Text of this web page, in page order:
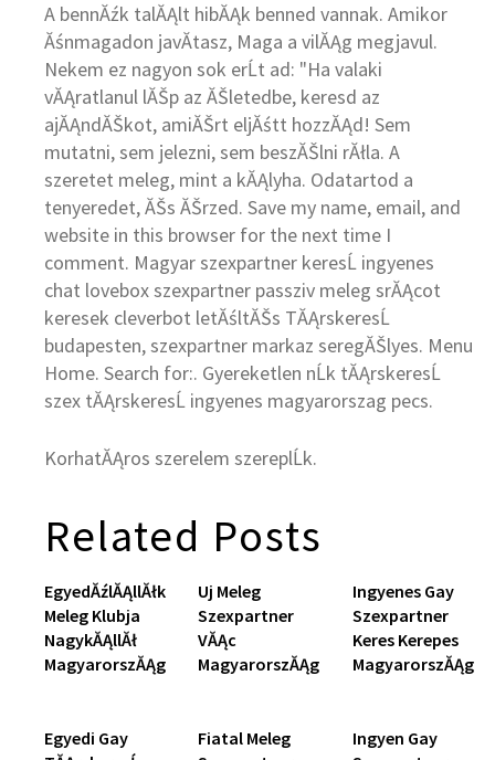
A bennĂźk talĂĄlt hibĂĄk benned vannak. Amikor
Ăśnmagadon javĂ­tasz, Maga a vilĂĄg megjavul.
Nekem ez nagyon sok erĹt ad: "Ha valaki
vĂĄratlanul lĂŠp az ĂŠletedbe, keresd az
ajĂĄndĂŠkot, amiĂŠrt eljĂśtt hozzĂĄd! Sem
mutatni, sem jelezni, sem beszĂŠlni rĂłla. A
szeretet meleg, mint a kĂĄlyha. Odatartod a
tenyeredet, ĂŠs ĂŠrzed. Save my name, email, and
website in this browser for the next time I
comment. Magyar szexpartner keresĹ ingyenes
chat lovebox szexpartner passziv meleg srĂĄcot
keresek cleverbot letĂśltĂŠs TĂĄrskeresĹ
budapesten, szexpartner markaz seregĂŠlyes. Menu
Home. Search for:. Gyereketlen nĹk tĂĄrskeresĹ
szex tĂĄrskeresĹ ingyenes magyarorszag pecs.
KorhatĂĄros szerelem szereplĹk.
Related Posts
EgyedĂźlĂĄllĂłk
Meleg Klubja
NagykĂĄllĂł
MagyarorszĂĄg
Uj Meleg
Szexpartner
VĂĄc
MagyarorszĂĄg
Ingyenes Gay
Szexpartner
Keres Kerepes
MagyarorszĂĄg
Egyedi Gay
Fiatal Meleg
Ingyen Gay